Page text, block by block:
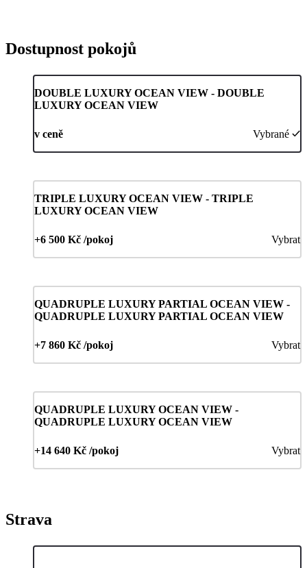
Dostupnost pokojů
DOUBLE LUXURY OCEAN VIEW - DOUBLE
LUXURY OCEAN VIEW
v ceně Vybrané
TRIPLE LUXURY OCEAN VIEW - TRIPLE
LUXURY OCEAN VIEW
+6 500 Kč /pokoj Vybrat
QUADRUPLE LUXURY PARTIAL OCEAN VIEW -
QUADRUPLE LUXURY PARTIAL OCEAN VIEW
+7 860 Kč /pokoj Vybrat
QUADRUPLE LUXURY OCEAN VIEW -
QUADRUPLE LUXURY OCEAN VIEW
+14 640 Kč /pokoj Vybrat
Strava